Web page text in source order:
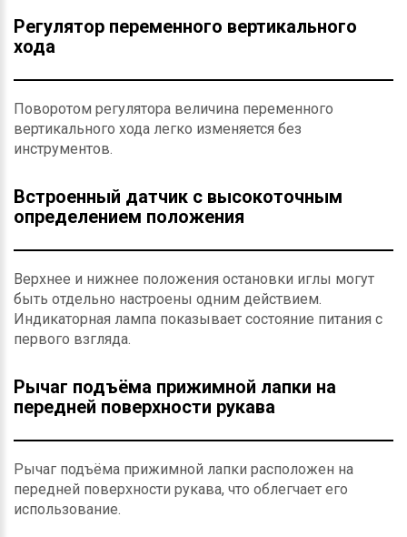
Регулятор переменного вертикального
хода
Поворотом регулятора величина переменного
вертикального хода легко изменяется без
инструментов.
Встроенный датчик с высокоточным
определением положения
Верхнее и нижнее положения остановки иглы могут
быть отдельно настроены одним действием.
Индикаторная лампа показывает состояние питания с
первого взгляда.
Рычаг подъёма прижимной лапки на
передней поверхности рукава
Рычаг подъёма прижимной лапки расположен на
передней поверхности рукава, что облегчает его
использование.